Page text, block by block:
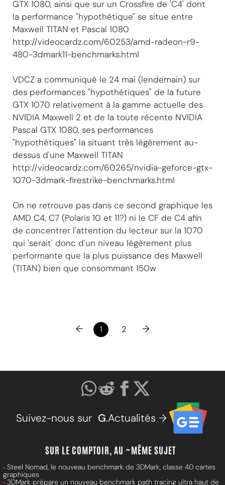
GTX 1080, ainsi que sur un Crossfire de 'C4' dont
la performance "hypothétique" se situe entre
Maxwell TITAN et Pascal 1080
http://videocardz.com/60253/amd-radeon-r9-
480-3dmark11-benchmarks.html
VDCZ a communiqué le 24 mai (lendemain) sur
des performances "hypothétiques" de la future
GTX 1070 relativement à la gamme actuelle des
NVIDIA Maxwell 2 et de la toute récente NVIDIA
Pascal GTX 1080, ses performances
"hypothétiques" la situant très légèrement au-
dessus d'une Maxwell TITAN
http://videocardz.com/60265/nvidia-geforce-gtx-
1070-3dmark-firestrike-benchmarks.html
On ne retrouve pas dans ce second graphique les
AMD C4, C7 (Polaris 10 et 11?) ni le CF de C4 afin
de concentrer l'attention du lecteur sur la 1070
qui 'serait' donc d'un niveau légèrement plus
performante que la plus puissance des Maxwell
(TITAN) bien que consommant 150w
← 1 2 →
Suivez-nous sur G.Actualités →
SUR LE COMPTOIR, AU ~MÊME SUJET
Steel Nomad, le nouveau benchmark de 3DMark, classe 40 cartes
graphiques
3DMark prépare un nouveau benchmark path tracing ultra haut de